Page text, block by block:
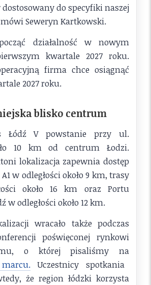
dostosowany do specyfiki naszej
Seweryn Kartkowski.
działalność w nowym
kwartale 2027 roku.
firma chce osiągnąć
2027 roku.
blisko centrum
Łódź V powstanie przy ul.
10 km od centrum Łodzi.
lokalizacja zapewnia dostęp
w odległości około 9 km, trasy
około 16 km oraz Portu
w odległości około 12 km.
wracało także podczas
poświęconej rynkowi
o której pisaliśmy na
Uczestnicy spotkania
że region łódzki korzysta